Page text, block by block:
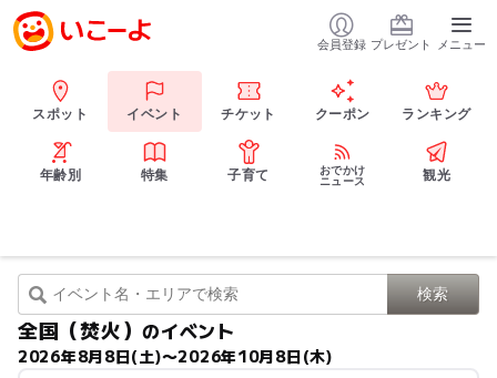
会員登録 プレゼント メニュー
スポット イベント チケット クーポン ランキング
年齢別 特集 子育て
おでかけ
ニュース
観光
全国（焚火）のイベント
2026年8月8日(土)〜2026年10月8日(木)